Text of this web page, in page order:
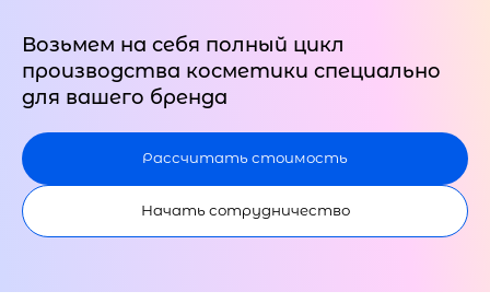
Возьмем на себя полный цикл
производства косметики специально
для вашего бренда
Рассчитать стоимость
Начать сотрудничество